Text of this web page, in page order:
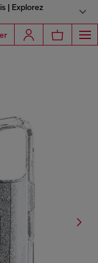
| Explorez